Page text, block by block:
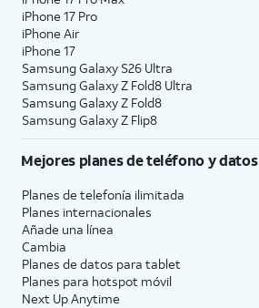
iPhone 17 Pro
iPhone Air
iPhone 17
Samsung Galaxy S26 Ultra
Samsung Galaxy Z Fold8 Ultra
Samsung Galaxy Z Fold8
Samsung Galaxy Z Flip8
Mejores planes de teléfono y datos
Planes de telefonía ilimitada
Planes internacionales
Añade una línea
Cambia
Planes de datos para tablet
Planes para hotspot móvil
Next Up Anytime